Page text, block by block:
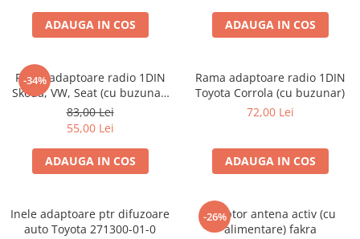
ADAUGA IN COS ADAUGA IN COS
-34%
Rama adaptoare radio 1DIN
Skoda, VW, Seat (cu buzunar)
40.145
83,00 Lei
55,00 Lei
ADAUGA IN COS
Rama adaptoare radio 1DIN
Toyota Corrola (cu buzunar)
72,00 Lei
ADAUGA IN COS
Inele adaptoare ptr difuzoare
auto Toyota 271300-01-0
-26%
Adaptor antena activ (cu
alimentare) fakra